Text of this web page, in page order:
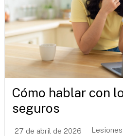
Cómo hablar con
seguros
27 de abril de 2026